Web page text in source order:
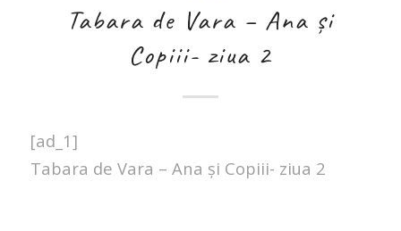
Tabara de Vara – Ana și
Copiii- ziua 2
[ad_1]
Tabara de Vara – Ana și Copiii- ziua 2